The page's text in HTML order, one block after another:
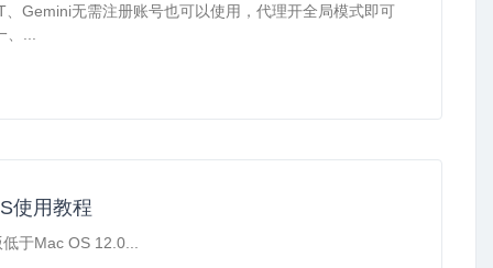
、Gemini无需注册账号也可以使用，代理开全局模式即可
...
使用教程
于Mac OS 12.0...